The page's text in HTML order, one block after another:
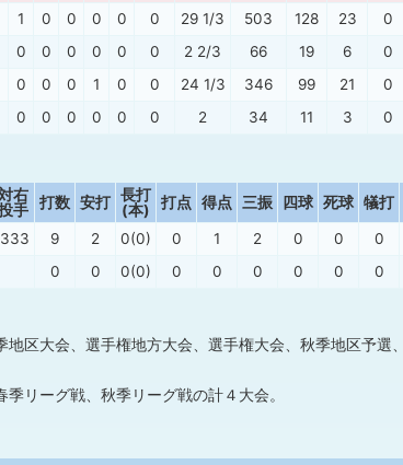
1 0 0 0 0 0 29 1/3 503 128 23 0
0 0 0 0 0 0 2 2/3 66 19 6 0
0 0 0 1 0 0 24 1/3 346 99 21 0
0 0 0 0 0 0 2 34 11 3 0
右
手
打数 安打 長打
(本)
打点 得点 三振 四球 死球 犠打
9 2 0(0) 0 1 2 0 0 0
0
0 0(0) 0 0 0 0 0 0
区大会、選手権地方大会、選手権大会、秋季地区予選
リーグ戦、秋季リーグ戦の計４大会。